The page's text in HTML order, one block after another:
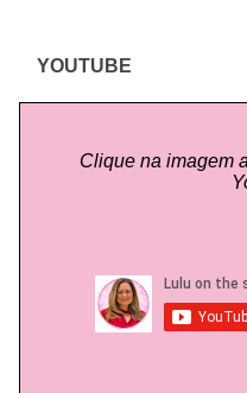
YOUTUBE
Clique na imagem